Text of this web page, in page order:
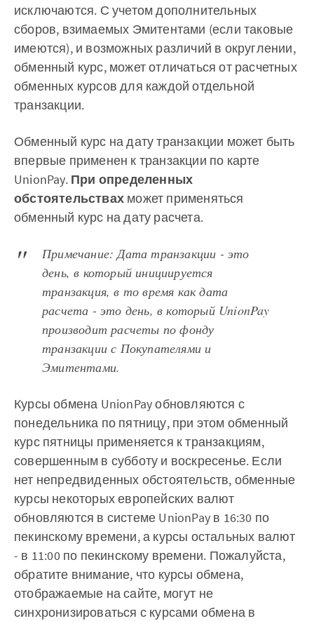
исключаются. С учетом дополнительных
сборов, взимаемых Эмитентами (если таковые
имеются), и возможных различий в округлении,
обменный курс, может отличаться от расчетных
обменных курсов для каждой отдельной
транзакции.
Обменный курс на дату транзакции может быть
впервые применен к транзакции по карте
UnionPay. При определенных
обстоятельствах может применяться
обменный курс на дату расчета.
Примечание: Дата транзакции - это
день, в который инициируется
транзакция, в то время как дата
расчета - это день, в который UnionPay
производит расчеты по фонду
транзакции с Покупателями и
Эмитентами.
Курсы обмена UnionPay обновляются с
понедельника по пятницу, при этом обменный
курс пятницы применяется к транзакциям,
совершенным в субботу и воскресенье. Если
нет непредвиденных обстоятельств, обменные
курсы некоторых европейских валют
обновляются в системе UnionPay в 16:30 по
пекинскому времени, а курсы остальных валют
- в 11:00 по пекинскому времени. Пожалуйста,
обратите внимание, что курсы обмена,
отображаемые на сайте, могут не
синхронизироваться с курсами обмена в